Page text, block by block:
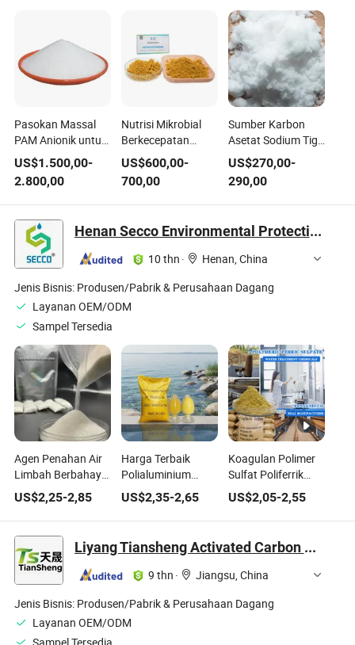
Pasokan Massal
PAM Anionik untuk
Pabrik Pengolahan
Air Limbah Industri
US$1.500,00-
2.800,00
Nutrisi Mikrobial
Berkecepatan
Tinggi untuk
Pengolahan Air
Limbah
US$600,00-
700,00
Sumber Karbon
Asetat Sodium Tiga
Air untuk
Pengolahan Air
Limbah
US$270,00-
290,00
Henan Secco Environmental Protection Technology Co., Ltd.
10 thn ·
Henan, China
Jenis Bisnis: Produsen/Pabrik & Perusahaan Dagang
Layanan OEM/ODM
Sampel Tersedia
Agen Penahan Air
Limbah Berbahaya
Pengolahan
Limbah Sodium
Poliakrilat untuk
Solidifikasi Limbah
US$2,25-2,85
Harga Terbaik
Polialuminium
Klorida PAC
Koagulan untuk
Pengolahan Air
Limbah
US$2,35-2,65
Koagulan Polimer
Sulfat Poliferrik
Murni Tinggi Harga
Rendah untuk
Pengolahan Air
Limbah
US$2,05-2,55
Liyang Tiansheng Activated Carbon Co., Ltd.
9 thn ·
Jiangsu, China
Jenis Bisnis: Produsen/Pabrik & Perusahaan Dagang
Layanan OEM/ODM